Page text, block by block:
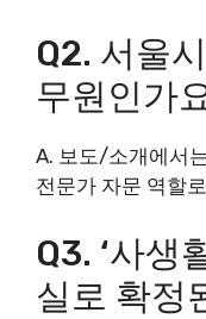
Q2. 서울
무원인가
A. 보도/소개에서
전문가 자문 역할
Q3. ‘사생
실로 확정